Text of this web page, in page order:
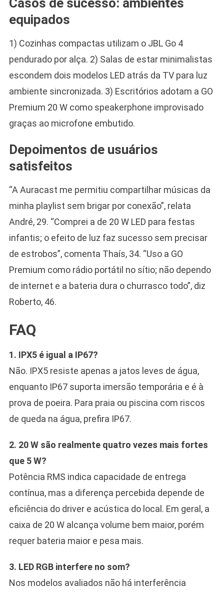
Casos de sucesso: ambientes
equipados
1) Cozinhas compactas utilizam o JBL Go 4
pendurado por alça. 2) Salas de estar minimalistas
escondem dois modelos LED atrás da TV para luz
ambiente sincronizada. 3) Escritórios adotam a GO
Premium 20 W como speakerphone improvisado
graças ao microfone embutido.
Depoimentos de usuários
satisfeitos
“A Auracast me permitiu compartilhar músicas da
minha playlist sem brigar por conexão”, relata
André, 29. “Comprei a de 20 W LED para festas
infantis; o efeito de luz faz sucesso sem precisar
de estrobos”, comenta Thaís, 34. “Uso a GO
Premium como rádio portátil no sítio; não dependo
de internet e a bateria dura o churrasco todo”, diz
Roberto, 46.
FAQ
1. IPX5 é igual a IP67?
Não. IPX5 resiste apenas a jatos leves de água,
enquanto IP67 suporta imersão temporária e é à
prova de poeira. Para praia ou piscina com riscos
de queda na água, prefira IP67.
2. 20 W são realmente quatro vezes mais fortes
que 5 W?
Potência RMS indica capacidade de entrega
contínua, mas a diferença percebida depende de
eficiência do driver e acústica do local. Em geral, a
caixa de 20 W alcança volume bem maior, porém
requer bateria maior e pesa mais.
3. LED RGB interfere no som?
Nos modelos avaliados não há interferência